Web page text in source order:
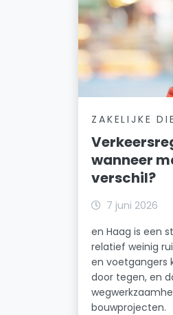
ZAKELIJKE
wanneer
verschil?
7 juni 2026
en Haag is een
relatief weinig
en voetgangers
door tegen, en
bouwprojecten.